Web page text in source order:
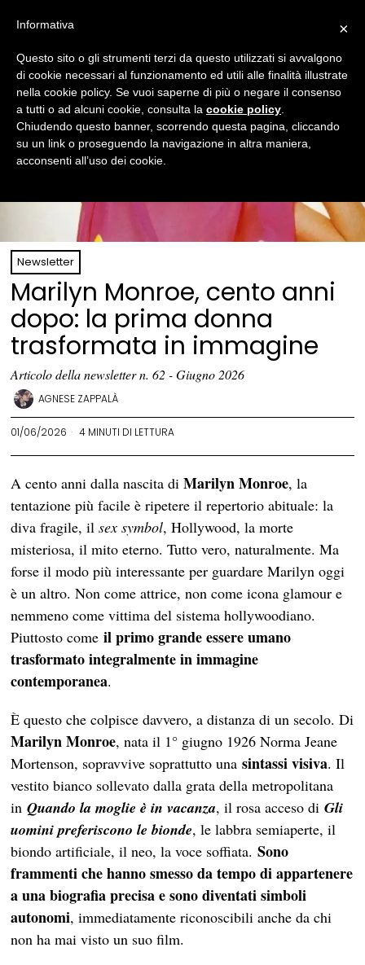
Newsletter
Marilyn Monroe, cento anni
dopo: la prima donna
trasformata in immagine
Articolo della newsletter n. 62 - Giugno 2026
AGNESE ZAPPALÀ
01/06/2026 4 MINUTI DI LETTURA
A cento anni dalla nascita diMarilyn Monroe, la
tentazione più facile è ripetere il repertorio abituale: la
diva fragile, ilsex symbol, Hollywood, la morte
misteriosa, il mito eterno. Tutto vero, naturalmente. Ma
forse il modo più interessante per guardare Marilyn oggi
è un altro. Non come attrice, non come icona glamour e
nemmeno come vittima del sistema hollywoodiano.
Piuttosto comeil primo grande essere umano
trasformato integralmente in immagine
contemporanea.
È questo che colpisce davvero, a distanza di un secolo. Di
Marilyn Monroe, nata il 1° giugno 1926 Norma Jeane
Mortenson, sopravvive soprattutto unasintassi visiva. Il
vestito bianco sollevato dalla grata della metropolitana
inQuando la moglie è in vacanza, il rosa acceso diGli
uomini preferiscono le bionde, le labbra semiaperte, il
biondo artificiale, il neo, la voce soffiata.Sono
frammenti che hanno smesso da tempo di appartenere
a una biografia precisa e sono diventati simboli
autonomi, immediatamente riconoscibili anche da chi
non ha mai visto un suo film.
×
Informativa
Questo sito o gli strumenti terzi da questo utilizzati si avvalgono
di cookie necessari al funzionamento ed utili alle finalità illustrate
nella cookie policy. Se vuoi saperne di più o negare il consenso
a tutti o ad alcuni cookie, consulta la cookie policy
Chiudendo questo banner, scorrendo questa pagina, cliccando
su un link o proseguendo la navigazione in altra maniera,
acconsenti all’uso dei cookie.